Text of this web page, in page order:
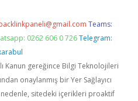
Teams:
0262 606 0 726 Telegram:
Kanun gereğince Bilgi Teknolojileri
onaylanmış bir Yer Sağlayıcı
sitedeki içerikleri proaktif